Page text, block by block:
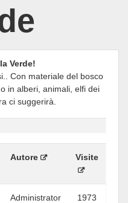
Verde!
Con materiale del bosco
in alberi, animali, elfi dei
ci suggerirà.
Autore Visite
Administrator 1973